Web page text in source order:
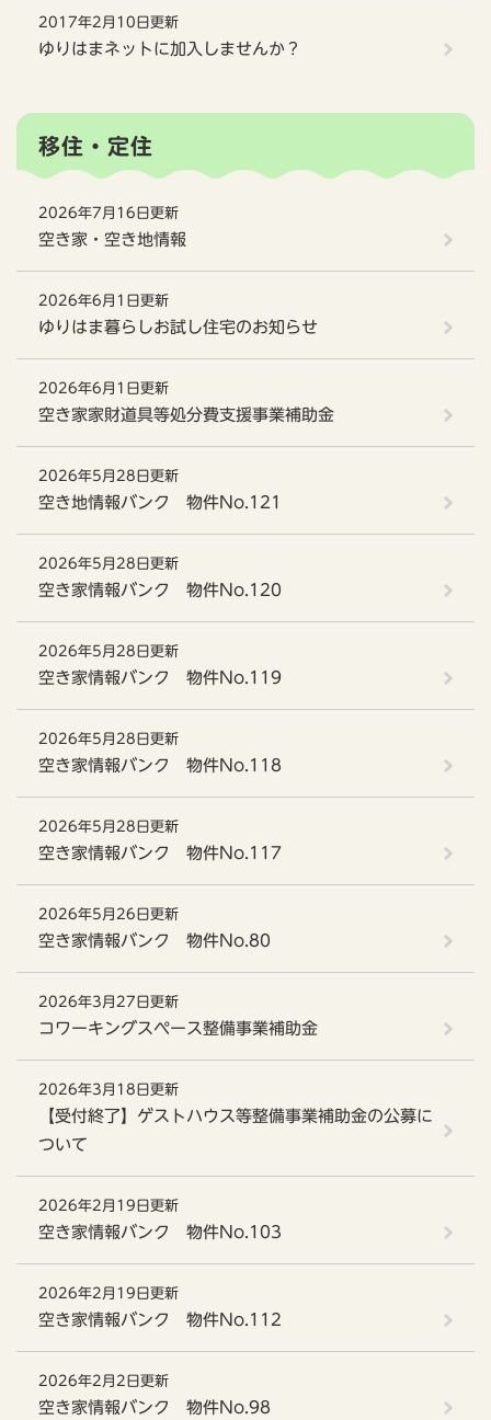
2017年2月10日更新
ゆりはまネットに加入しませんか？
移住・定住
2026年7月16日更新
空き家・空き地情報
2026年6月1日更新
ゆりはま暮らしお試し住宅のお知らせ
2026年6月1日更新
空き家家財道具等処分費支援事業補助金
2026年5月28日更新
空き地情報バンク 物件No.121
2026年5月28日更新
空き家情報バンク 物件No.120
2026年5月28日更新
空き家情報バンク 物件No.119
2026年5月28日更新
空き家情報バンク 物件No.118
2026年5月28日更新
空き家情報バンク 物件No.117
2026年5月26日更新
空き家情報バンク 物件No.80
2026年3月27日更新
コワーキングスペース整備事業補助金
2026年3月18日更新
【受付終了】ゲストハウス等整備事業補助金の公募に
ついて
2026年2月19日更新
空き家情報バンク 物件No.103
2026年2月19日更新
空き家情報バンク 物件No.112
2026年2月2日更新
空き家情報バンク 物件No.98